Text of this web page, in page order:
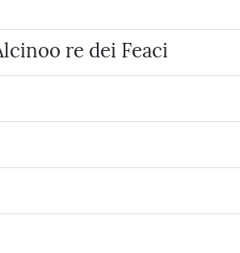
re dei Feaci